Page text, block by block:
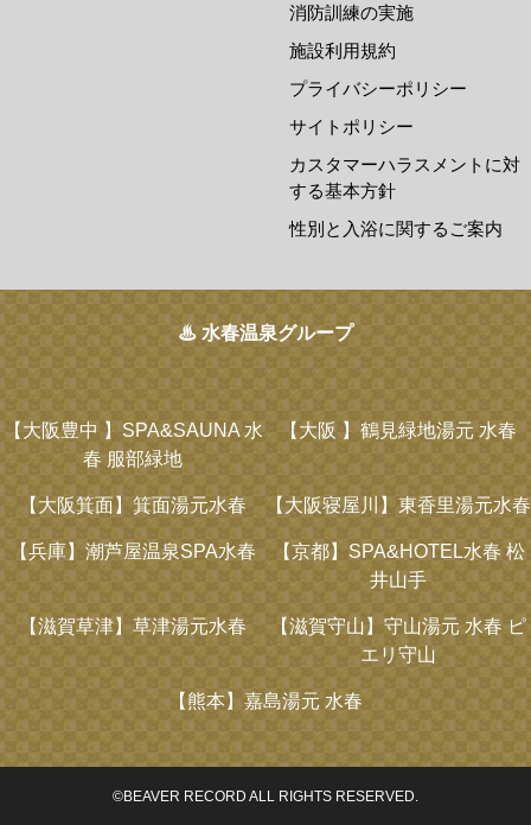
消防訓練の実施
施設利用規約
プライバシーポリシー
サイトポリシー
カスタマーハラスメントに対
する基本方針
性別と入浴に関するご案内
♨ 水春温泉グループ
【大阪豊中 】SPA&SAUNA 水
春 服部緑地
【大阪 】鶴見緑地湯元 水春
【大阪箕面】箕面湯元水春 【大阪寝屋川】 東香里湯元水春
【兵庫】潮芦屋温泉SPA水春 【京都】SPA&HOTEL水春 松
井山手
【滋賀草津】草津湯元水春 【滋賀守山】守山湯元 水春 ピ
エリ守山
【熊本】嘉島湯元 水春
©BEAVER RECORD ALL RIGHTS RESERVED.